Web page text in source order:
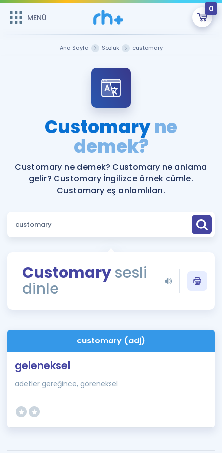
MENÜ
0
Şifremi Hatırlamıyorum
Sepetin Şu An Boş.
Remzi Hoca ile seni sınava hazırlayacak onlarca eğitim seni
bekliyor!
MENÜ
Katılımcı Görüşleri
Faydalı Araçlar
Ücretsiz Kaynaklar
Puan Hesaplama
ÖSYM Sınav Takvimi
Kampanyalar
İngilizce Gramer
İngilizce Gramer
Ana Sayfa Sözlük customary
Customaryne
demek?
Customary ne demek? Customary ne anlama
gelir? Customary İngilizce örnek cümle.
Customary eş anlamlıları.
Customary sesli
dinle
customary (adj)
geleneksel
adetler gereğince, göreneksel